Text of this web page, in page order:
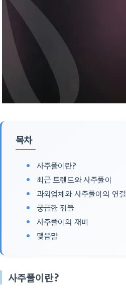
목차
사주풀이란?
최근 트렌드와 사주풀이
과외업체와 사주풀이의 연결
궁금한 점들
사주풀이의 재미
맺음말
사주풀이란?